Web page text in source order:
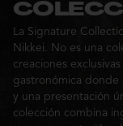
La Signature
Nikkei. No es una
creaciones
gastronómica donde
y una presentación
colección combina